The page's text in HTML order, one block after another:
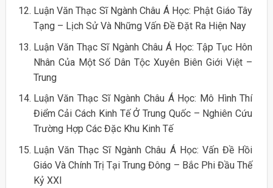
Luận Văn Thạc Sĩ Ngành Châu Á Học: Phật Giáo Tây
Tạng – Lịch Sử Và Những Vấn Đề Đặt Ra Hiện Nay
Luận Văn Thạc Sĩ Ngành Châu Á Học: Tập Tục Hôn
Nhân Của Một Số Dân Tộc Xuyên Biên Giới Việt –
Trung
Luận Văn Thạc Sĩ Ngành Châu Á Học: Mô Hình Thí
Điểm Cải Cách Kinh Tế Ở Trung Quốc – Nghiên Cứu
Trường Hợp Các Đặc Khu Kinh Tế
Luận Văn Thạc Sĩ Ngành Châu Á Học: Vấn Đề Hồi
Giáo Và Chính Trị Tại Trung Đông – Bắc Phi Đầu Thế
Kỷ XXI